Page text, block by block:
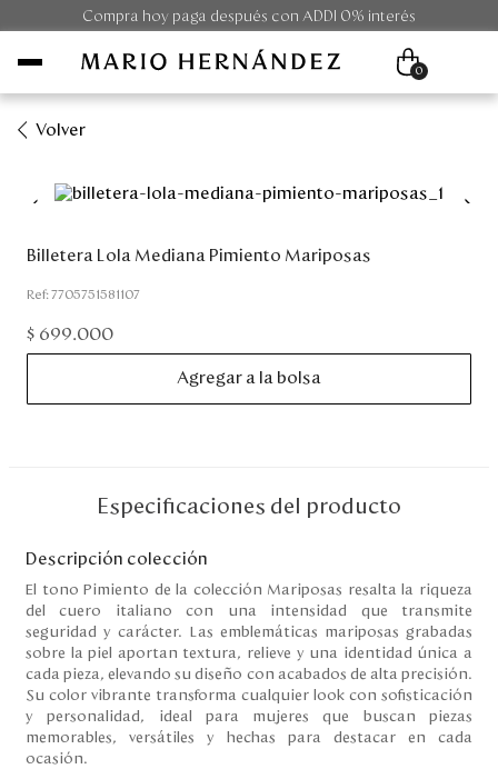
Compra hoy paga después con ADDI 0% interés
Unisex
Viaje
Colecciones
Mi cuenta
Blog
Servicio al cliente
Nuestras Tiendas
0
Volver
Billetera Lola Mediana Pimiento Mariposas
:7705751581107
$ 699.000
Agregar a la bolsa
Especificaciones del producto
Descripción colección
El tono Pimiento de la colección Mariposas resalta la riqueza
del cuero italiano con una intensidad que transmite
seguridad y carácter. Las emblemáticas mariposas grabadas
sobre la piel aportan textura, relieve y una identidad única a
cada pieza, elevando su diseño con acabados de alta precisión.
Su color vibrante transforma cualquier look con sofisticación
y personalidad, ideal para mujeres que buscan piezas
memorables, versátiles y hechas para destacar en cada
ocasión.